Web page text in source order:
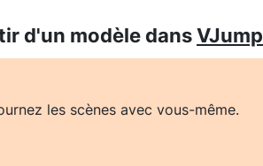
d'un modèle dansVJump
les scènes avec vous-même.